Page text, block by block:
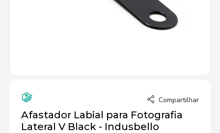
Compartilhar
Afastador Labial para Fotografia
Lateral V Black - Indusbello